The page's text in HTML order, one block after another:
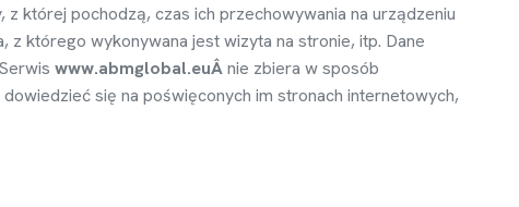
z której pochodzą, czas ich przechowywania na urządzeniu
z którego wykonywana jest wizyta na stronie, itp. Dane
www.abmglobal.euÂnie zbiera w sposób
dowiedziećsię na poświęconych im stronach internetowych,